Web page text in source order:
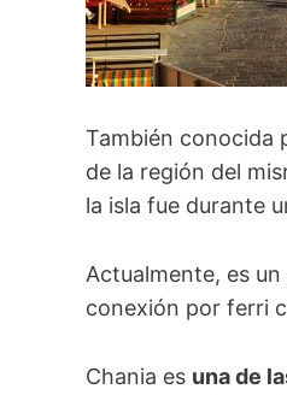
También conocida
de la región del
la isla fue durante
Actualmente, es
conexión por ferri
Chania es una de